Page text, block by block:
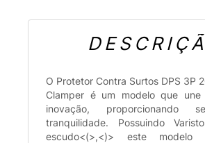
O Protetor Contra Surtos DPS 3P
Clamper é um modelo que une
inovação, proporcionando
tranquilidade. Possuindo
escudo<(>,<)> este modelo